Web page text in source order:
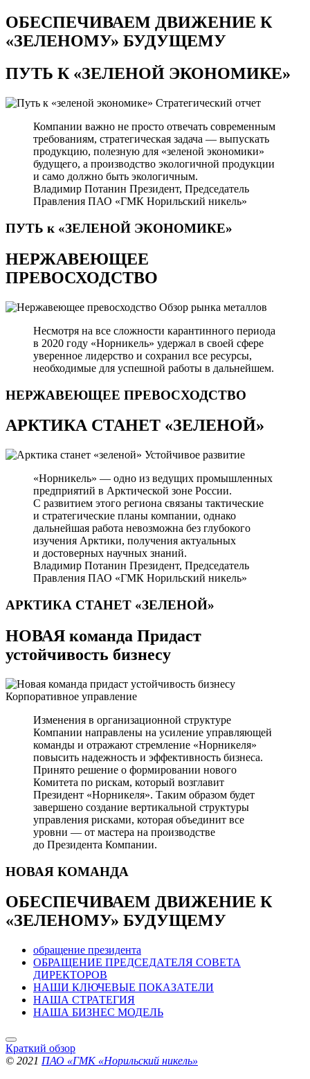
ОБЕСПЕЧИВАЕМ ДВИЖЕНИЕ К
«ЗЕЛЕНОМУ» БУДУЩЕМУ
ПУТЬ К«ЗЕЛЕНОЙ ЭКОНОМИКЕ»
Стратегический отчет
Компании важно не просто отвечать современным
требованиям, стратегическая задача — выпускать
продукцию, полезную для «зеленой экономики»
будущего, а производство экологичной продукции
и само должно быть экологичным.
Владимир Потанин Президент, Председатель
Правления ПАО «ГМК Норильский никель»
ПУТЬ к «ЗЕЛЕНОЙ ЭКОНОМИКЕ»
НЕРЖАВЕЮЩЕЕ
ПРЕВОСХОДСТВО
Обзор рынка металлов
Несмотря на все сложности карантинного периода
в 2020 году «Норникель» удержал в своей сфере
уверенное лидерство и сохранил все ресурсы,
необходимые для успешной работы в дальнейшем.
НЕРЖАВЕЮЩЕЕ ПРЕВОСХОДСТВО
АРКТИКА СТАНЕТ «ЗЕЛЕНОЙ»
Устойчивое развитие
«Норникель» — одно из ведущих промышленных
предприятий в Арктической зоне России.
С развитием этого региона связаны тактические
и стратегические планы компании, однако
дальнейшая работа невозможна без глубокого
изучения Арктики, получения актуальных
и достоверных научных знаний.
Владимир Потанин Президент, Председатель
Правления ПАО «ГМК Норильский никель»
АРКТИКА СТАНЕТ «ЗЕЛЕНОЙ»
НОВАЯ команда Придаст
устойчивость бизнесу
Корпоративное управление
Изменения в организационной структуре
Компании направлены на усиление управляющей
команды и отражают стремление «Норникеля»
повысить надежность и эффективность бизнеса.
Принято решение о формировании нового
Комитета по рискам, который возглавит
Президент «Норникеля». Таким образом будет
завершено создание вертикальной структуры
управления рисками, которая объединит все
уровни — от мастера на производстве
до Президента Компании.
НОВАЯ КОМАНДА
ОБЕСПЕЧИВАЕМ ДВИЖЕНИЕ К
«ЗЕЛЕНОМУ» БУДУЩЕМУ
обращение президента
ОБРАЩЕНИЕ ПРЕДСЕДАТЕЛЯ СОВЕТА
ДИРЕКТОРОВ
НАШИ КЛЮЧЕВЫЕ ПОКАЗАТЕЛИ
НАША СТРАТЕГИЯ
НАША БИЗНЕС МОДЕЛЬ
Краткий обзор
© 2021 ПАО «ГМК «Норильский никель»